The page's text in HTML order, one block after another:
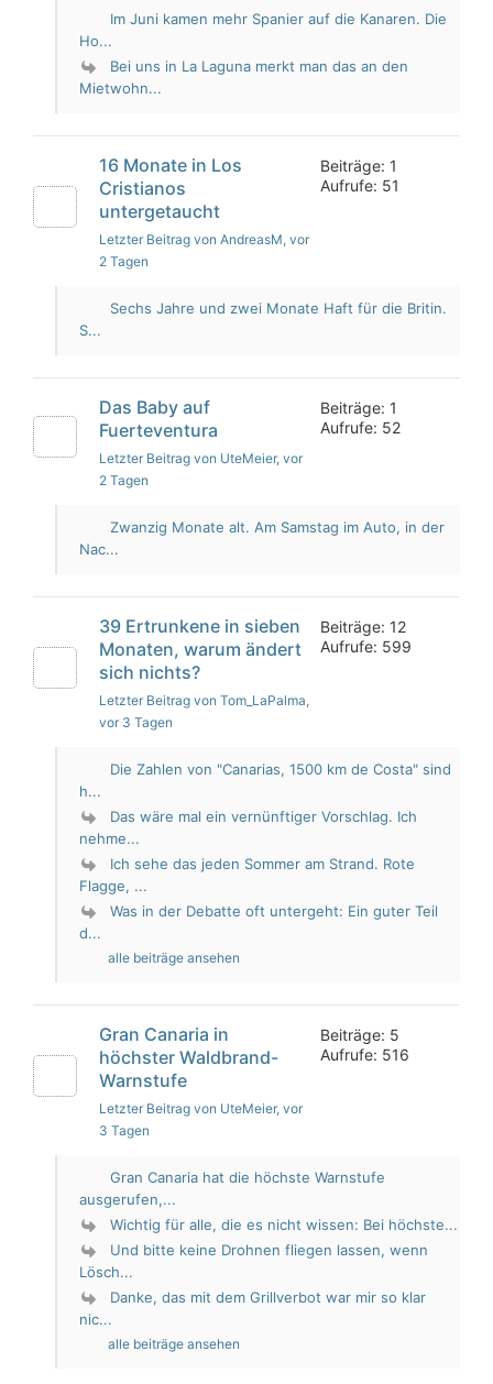
Im Juni kamen mehr Spanier auf die Kanaren. Die
Ho...
Bei uns in La Laguna merkt man das an den
Mietwohn...
16 Monate in Los
Cristianos
untergetaucht
Letzter Beitrag von AndreasM, vor
2 Tagen
Beiträge: 1
Aufrufe: 51
Sechs Jahre und zwei Monate Haft für die Britin.
S...
Das Baby auf
Fuerteventura
Letzter Beitrag von UteMeier, vor
2 Tagen
Beiträge: 1
Aufrufe: 52
Zwanzig Monate alt. Am Samstag im Auto, in der
Nac...
39 Ertrunkene in sieben
Monaten, warum ändert
sich nichts?
Letzter Beitrag von Tom_LaPalma,
vor 3 Tagen
Beiträge: 12
Aufrufe: 599
Die Zahlen von "Canarias, 1500 km de Costa" sind
h...
Das wäre mal ein vernünftiger Vorschlag. Ich
nehme...
Ich sehe das jeden Sommer am Strand. Rote
Flagge, ...
Was in der Debatte oft untergeht: Ein guter Teil
d...
alle beiträge ansehen
Gran Canaria in
höchster Waldbrand-
Warnstufe
Letzter Beitrag von UteMeier, vor
3 Tagen
Beiträge: 5
Aufrufe: 516
Gran Canaria hat die höchste Warnstufe
ausgerufen,...
Wichtig für alle, die es nicht wissen: Bei höchste...
Und bitte keine Drohnen fliegen lassen, wenn
Lösch...
Danke, das mit dem Grillverbot war mir so klar
nic...
alle beiträge ansehen